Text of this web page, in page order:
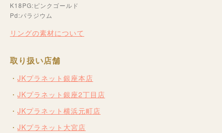
K18PG:ピンクゴールド
Pd:パラジウム
リングの素材について
取り扱い店舗
JKプラネット銀座本店
JKプラネット銀座2丁目店
JKプラネット横浜元町店
JKプラネット大宮店